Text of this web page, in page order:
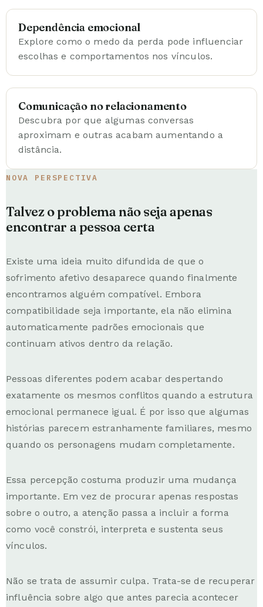
Dependência emocional
Explore como o medo da perda pode influenciar
escolhas e comportamentos nos vínculos.
Comunicação no relacionamento
Descubra por que algumas conversas
aproximam e outras acabam aumentando a
distância.
NOVA PERSPECTIVA
Talvez o problema não seja apenas
encontrar a pessoa certa
Existe uma ideia muito difundida de que o
sofrimento afetivo desaparece quando finalmente
encontramos alguém compatível. Embora
compatibilidade seja importante, ela não elimina
automaticamente padrões emocionais que
continuam ativos dentro da relação.
Pessoas diferentes podem acabar despertando
exatamente os mesmos conflitos quando a estrutura
emocional permanece igual. É por isso que algumas
histórias parecem estranhamente familiares, mesmo
quando os personagens mudam completamente.
Essa percepção costuma produzir uma mudança
importante. Em vez de procurar apenas respostas
sobre o outro, a atenção passa a incluir a forma
como você constrói, interpreta e sustenta seus
vínculos.
Não se trata de assumir culpa. Trata-se de recuperar
influência sobre algo que antes parecia acontecer